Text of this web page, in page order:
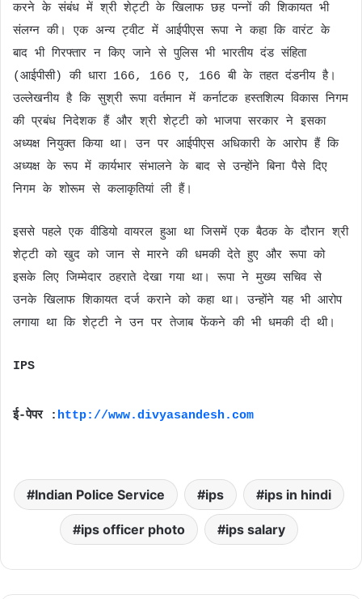
करने के संबंध में श्री शेट्टी के खिलाफ छह पन्नों की शिकायत भी
संलग्न की। एक अन्य ट्वीट में आईपीएस रूपा ने कहा कि वारंट के
बाद भी गिरफ्तार न किए जाने से पुलिस भी भारतीय दंड संहिता
(आईपीसी) की धारा 166, 166 ए, 166 बी के तहत दंडनीय है।
उल्लेखनीय है कि सुश्री रूपा वर्तमान में कर्नाटक हस्तशिल्प विकास निगम
की प्रबंध निदेशक हैं और श्री शेट्टी को भाजपा सरकार ने इसका
अध्यक्ष नियुक्त किया था। उन पर आईपीएस अधिकारी के आरोप हैं कि
अध्यक्ष के रूप में कार्यभार संभालने के बाद से उन्होंने बिना पैसे दिए
निगम के शोरूम से कलाकृतियां ली हैं।
इससे पहले एक वीडियो वायरल हुआ था जिसमें एक बैठक के दौरान श्री
शेट्टी को खुद को जान से मारने की धमकी देते हुए और रूपा को
इसके लिए जिम्मेदार ठहराते देखा गया था। रूपा ने मुख्य सचिव से
उनके खिलाफ शिकायत दर्ज कराने को कहा था। उन्होंने यह भी आरोप
लगाया था कि शेट्टी ने उन पर तेजाब फेंकने की भी धमकी दी थी।
IPS
ई-पेपर : http://www.divyasandesh.com
Indian Police Service ips ips in hindi
ips officer photo ips salary